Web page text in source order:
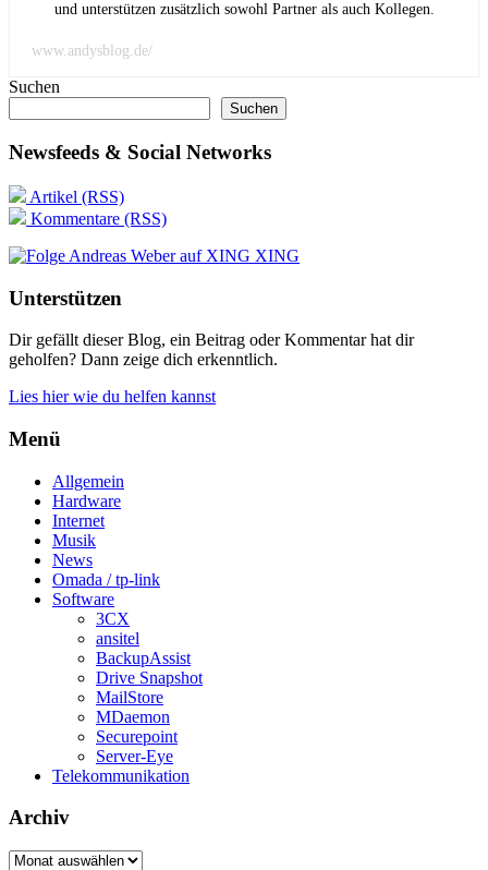
und unterstützen zusätzlich sowohl Partner als auch Kollegen.
www.andysblog.de/
Suchen
Suchen
Newsfeeds & Social Networks
Artikel (RSS)
Kommentare (RSS)
XING
Unterstützen
Dir gefällt dieser Blog, ein Beitrag oder Kommentar hat dir
geholfen? Dann zeige dich erkenntlich.
Lies hier wie du helfen kannst
Menü
Allgemein
Hardware
Internet
Musik
News
Omada / tp-link
Software
3CX
ansitel
BackupAssist
Drive Snapshot
MailStore
MDaemon
Securepoint
Server-Eye
Telekommunikation
Archiv
Archiv